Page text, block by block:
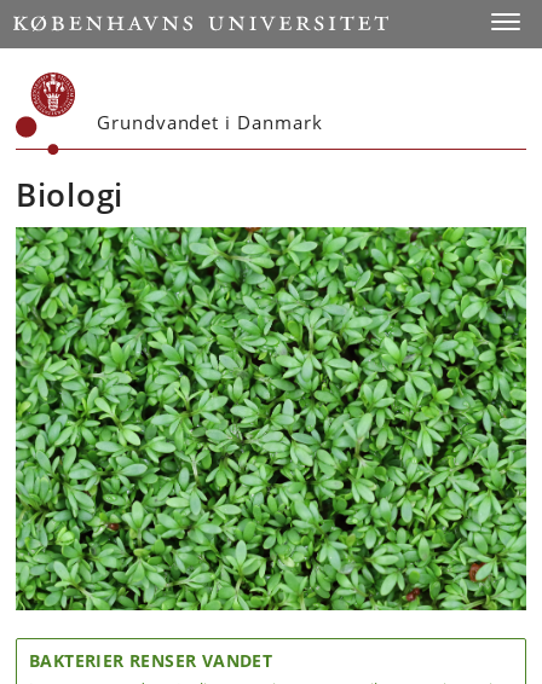
Start
Grundvandet i Danmark
Biologi
BAKTERIER RENSER VANDET